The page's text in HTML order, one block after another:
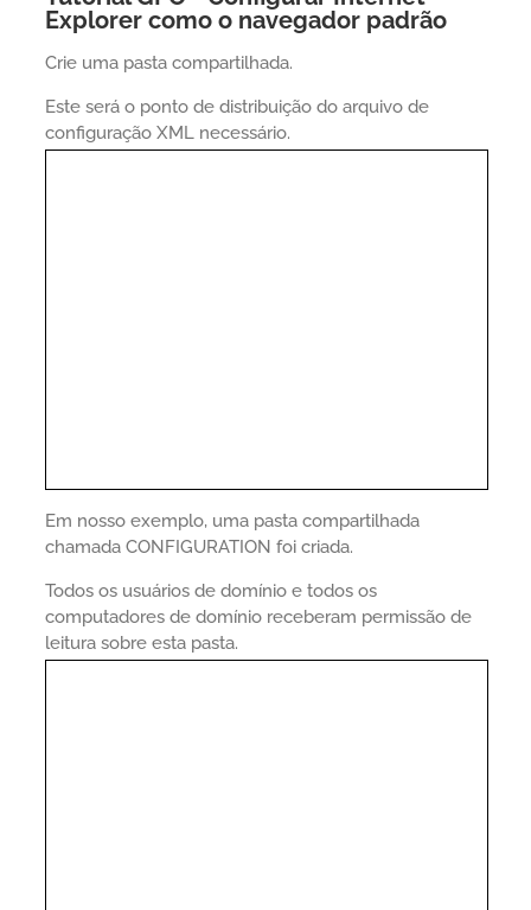
Explorer como o navegador padrão
Crie uma pasta compartilhada.
Este será o ponto de distribuição do arquivo de
configuração XML necessário.
Em nosso exemplo, uma pasta compartilhada
chamada CONFIGURATION foi criada.
Todos os usuários de domínio e todos os
computadores de domínio receberam permissão de
leitura sobre esta pasta.